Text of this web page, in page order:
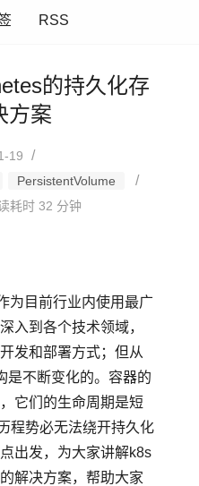
RSS
的持久化存
方案
19 /
PersistentVolume /
耗时 32 分钟
为目前行业内使用最广
入到各个技术领域，
发和部署方式；但从
是不断变化的。容器的
它们的生命周期是短
程势必无法绕开持久化
出发，为大家讲解k8s
解决方案，帮助大家